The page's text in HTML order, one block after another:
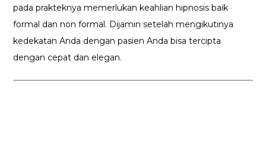
pada prakteknya memerlukan keahlian hipnosis baik
formal dan non formal. Dijamin setelah mengikutinya
kedekatan Anda dengan pasien Anda bisa tercipta
dengan cepat dan elegan.